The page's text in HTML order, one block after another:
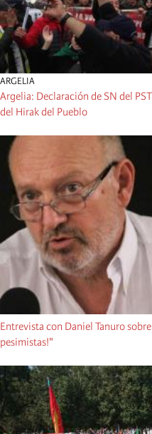
ARGELIA
Argelia: Declaración de SN del
del Hirak del Pueblo
Entrevista con Daniel Tanuro
pesimistas!"